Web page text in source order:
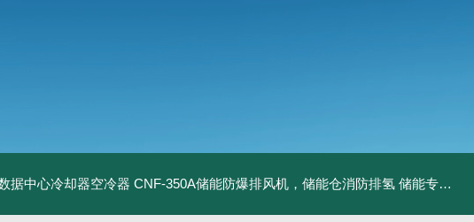
据中心冷却器空冷器 CNF-350A储能防爆排风机，储能仓消防排氢 储能专用风机